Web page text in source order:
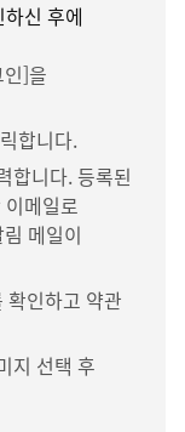
신 후에
]을
합니다.
합니다. 등록된
메일로
메일이
확인하고 약관
지 선택 후